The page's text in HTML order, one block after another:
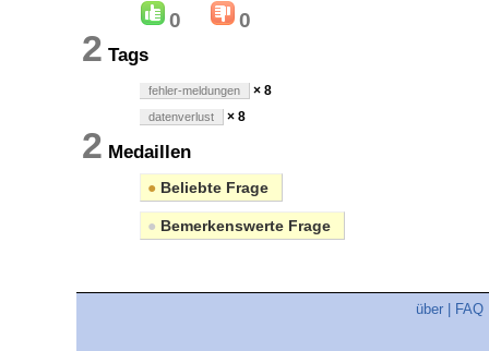
0 0
2 Tags
fehler-meldungen × 8
datenverlust × 8
2 Medaillen
● Beliebte Frage
● Bemerkenswerte Frage
über FAQ